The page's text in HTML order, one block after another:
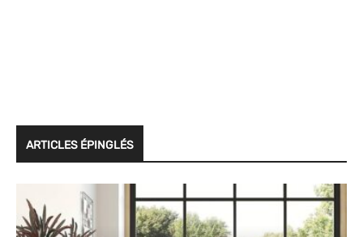
ARTICLES ÉPINGLÉS